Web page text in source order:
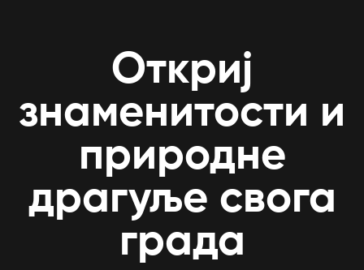
Откриј
знаменитости и
природне
драгуље свога
града